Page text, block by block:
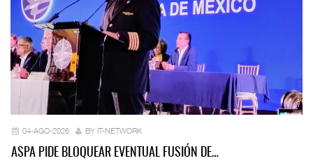
04-AGO-2026 BY IT-NETWORK
ASPA PIDE BLOQUEAR EVENTUAL FUSIÓN DE…